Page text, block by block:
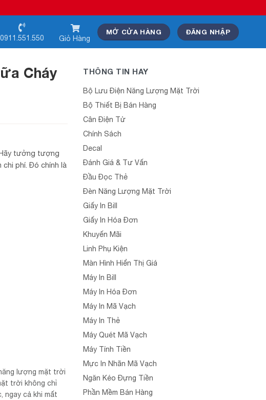
0911.551.550 Giỏ Hàng
MỞ CỬA HÀNG ĐĂNG NHẬP
Cháy
tưởng tượng
phí. Đó chính là
lượng mặt trời
trời không chỉ
ngay cả khi mất
THÔNG TIN HAY
Bộ Lưu Điện Năng Lượng Mặt Trời
Bộ Thiết Bị Bán Hàng
Cân Điện Tử
Chính Sách
Decal
Đánh Giá & Tư Vấn
Đầu Đọc Thẻ
Đèn Năng Lượng Mặt Trời
Giấy In Bill
Giấy In Hóa Đơn
Khuyến Mãi
Linh Phụ Kiện
Màn Hình Hiển Thị Giá
Máy In Bill
Máy In Hóa Đơn
Máy In Mã Vạch
Máy In Thẻ
Máy Quét Mã Vạch
Máy Tính Tiền
Mực In Nhãn Mã Vạch
Ngăn Kéo Đựng Tiền
Phần Mềm Bán Hàng